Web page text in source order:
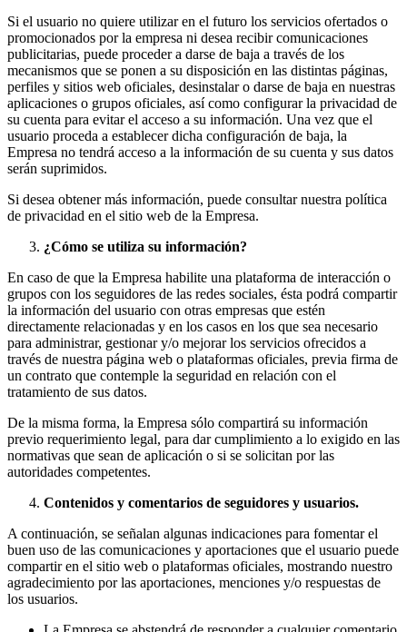
Si el usuario no quiere utilizar en el futuro los servicios ofertados o
promocionados por la empresa ni desea recibir comunicaciones
publicitarias, puede proceder a darse de baja a través de los
mecanismos que se ponen a su disposición en las distintas páginas,
perfiles y sitios web oficiales, desinstalar o darse de baja en nuestras
aplicaciones o grupos oficiales, así como configurar la privacidad de
su cuenta para evitar el acceso a su información. Una vez que el
usuario proceda a establecer dicha configuración de baja, la
Empresa no tendrá acceso a la información de su cuenta y sus datos
serán suprimidos.
Si desea obtener más información, puede consultar nuestra política
de privacidad en el sitio web de la Empresa.
¿Cómo se utiliza su información?
En caso de que la Empresa habilite una plataforma de interacción o
grupos con los seguidores de las redes sociales, ésta podrá compartir
la información del usuario con otras empresas que estén
directamente relacionadas y en los casos en los que sea necesario
para administrar, gestionar y/o mejorar los servicios ofrecidos a
través de nuestra página web o plataformas oficiales, previa firma de
un contrato que contemple la seguridad en relación con el
tratamiento de sus datos.
De la misma forma, la Empresa sólo compartirá su información
previo requerimiento legal, para dar cumplimiento a lo exigido en las
normativas que sean de aplicación o si se solicitan por las
autoridades competentes.
Contenidos y comentarios de seguidores y usuarios.
A continuación, se señalan algunas indicaciones para fomentar el
buen uso de las comunicaciones y aportaciones que el usuario puede
compartir en el sitio web o plataformas oficiales, mostrando nuestro
agradecimiento por las aportaciones, menciones y/o respuestas de
los usuarios.